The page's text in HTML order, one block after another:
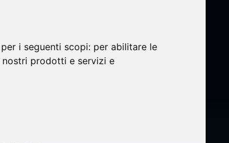
i seguenti scopi: per abilitare le
nostri prodotti e servizi e